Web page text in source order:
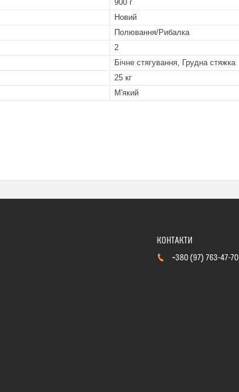
900 г
Новий
Полювання/Рибалка
2
Бічне стягування, Грудна стяжка
25 кг
М'який
+380 (97) 763-47-70